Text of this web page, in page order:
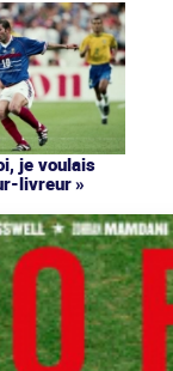
je voulais
livreur »